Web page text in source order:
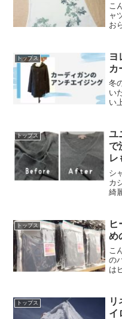
こ
ャ
お
グ
よ
て
トップス
ヨ
カ
冬
い
い
ン
トップス
ユ
で
レ
シ
カ
綺
て
を
トップス
ヒ
め
こ
の
は
ら
ヒ
い
夫
トップス
リ
イ